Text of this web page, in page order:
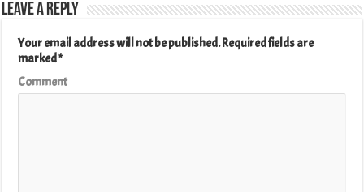
Leave a Reply
Your email address will not be published.Required fields are
marked*
Comment